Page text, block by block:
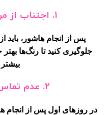
1. اجتناب از
پس از انجام هاشور،
جلوگیری کنید تا رنگ‌ها
2. عدم
در روزهای اول پس از انجام